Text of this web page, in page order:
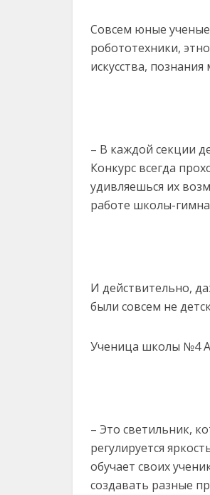
Совсем юные
робототехники,
искусства,
– В каждой секции
Конкурс всегда
удивляешься их
работе школы-
И действительно,
были совсем не
Ученица школы №4
– Это светильник,
регулируется
обучает своих
создавать разные